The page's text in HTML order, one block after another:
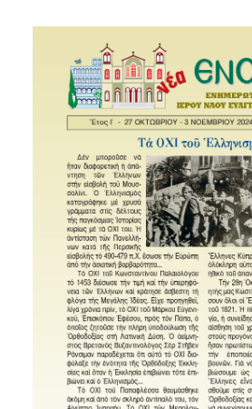
ΠΑΛΑΙΑ ΣΥΝΟΔΟΙΠΟΡΙΑ
ΕΠΙΚΟΙΝΩΝΙΑ
SEARCH